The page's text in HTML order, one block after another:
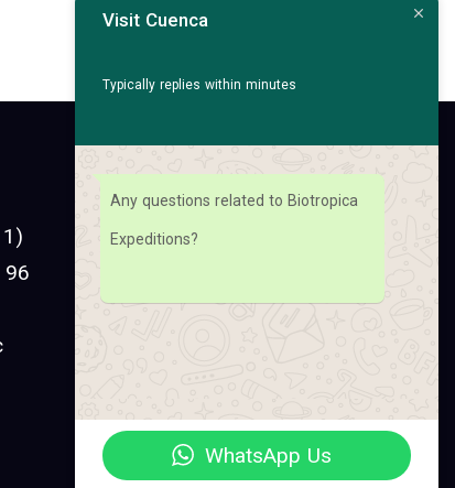
96
Facebook
Instagram
Twitter
Visit Cuenca
Typically replies within minutes
Any questions related to Biotropica
Expeditions?
WhatsApp Us